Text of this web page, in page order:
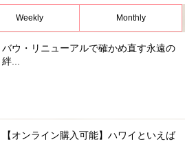
Weekly Monthly
バウ・リニューアルで確かめ直す永遠の
絆...
【オンライン購入可能】ハワイといえば